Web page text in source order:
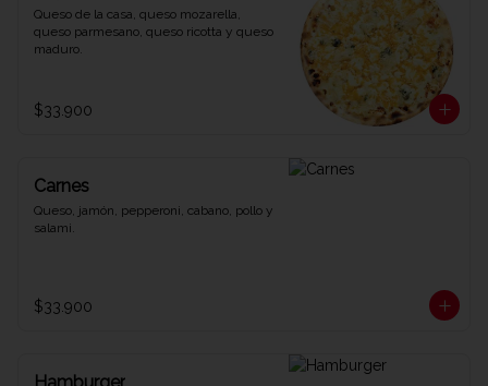
Queso de la casa, queso mozarella,
queso parmesano, queso ricotta y queso
maduro.
$33.900
Carnes
Queso, jamón, pepperoni, cabano, pollo y
salami.
$33.900